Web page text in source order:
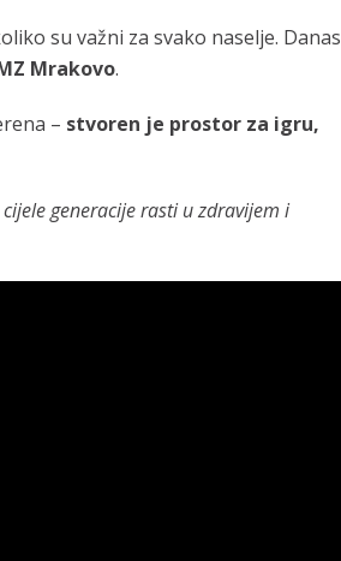
su važni za svako naselje. Danas
Mrakovo.
– stvoren je prostor za igru,
generacije rasti u zdravijem i